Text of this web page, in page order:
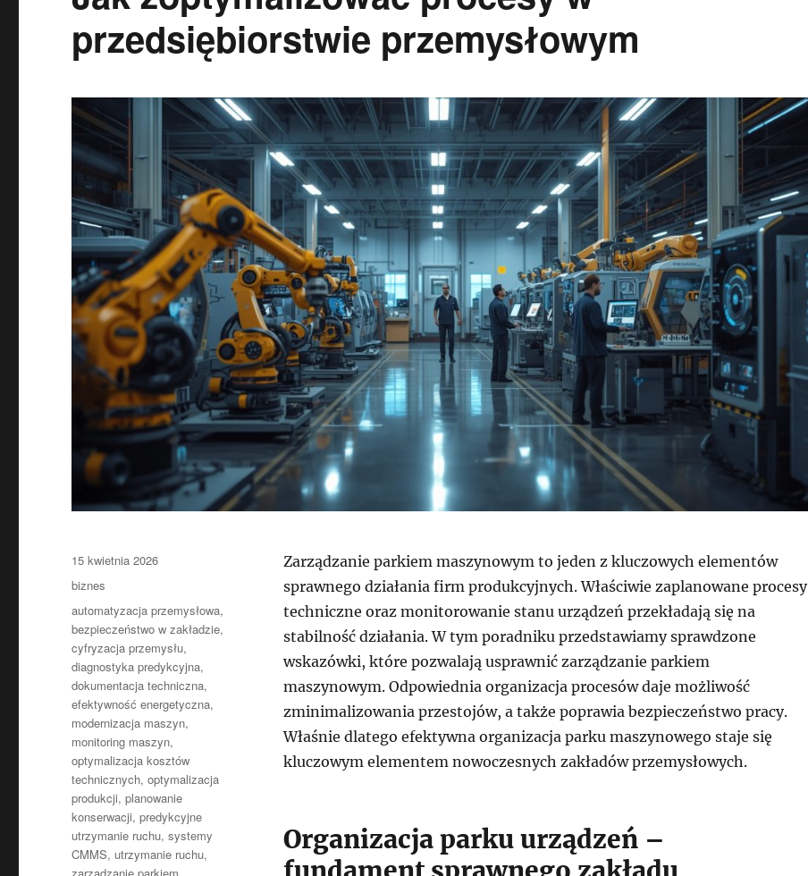
przedsiębiorstwie przemysłowym
Zarządzanie parkiem maszynowym to jeden z kluczowych elementów
sprawnego działania firm produkcyjnych. Właściwie zaplanowane procesy
techniczne oraz monitorowanie stanu urządzeń przekładają się na
stabilność działania. W tym poradniku przedstawiamy sprawdzone
wskazówki, które pozwalają usprawnić zarządzanie parkiem
maszynowym. Odpowiednia organizacja procesów daje możliwość
zminimalizowania przestojów, a także poprawia bezpieczeństwo pracy.
Właśnie dlatego efektywna organizacja parku maszynowego staje się
kluczowym elementem nowoczesnych zakładów przemysłowych.
Organizacja parku urządzeń –
Data
publikacji
15 kwietnia 2026
Kategorie
biznes
Tagi
automatyzacja przemysłowa,
bezpieczeństwo w zakładzie,
cyfryzacja przemysłu,
diagnostyka predykcyjna,
dokumentacja techniczna,
efektywność energetyczna,
modernizacja maszyn,
monitoring maszyn,
optymalizacja kosztów
technicznych,optymalizacja
produkcji,planowanie
konserwacji,predykcyjne
utrzymanie ruchu,systemy
CMMS, utrzymanie ruchu,